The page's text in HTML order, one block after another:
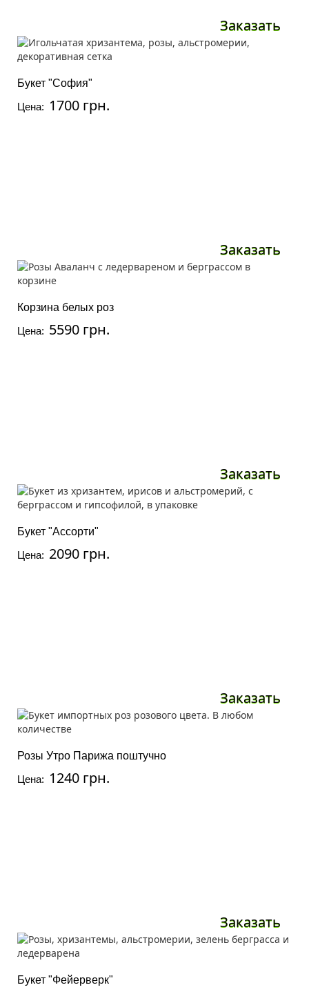
Заказать
Букет "София"
Цена: 1700 грн.
Заказать
Корзина белых роз
Цена: 5590 грн.
Заказать
Букет "Ассорти"
Цена: 2090 грн.
Заказать
Розы Утро Парижа поштучно
Цена: 1240 грн.
Заказать
Букет "Фейерверк"